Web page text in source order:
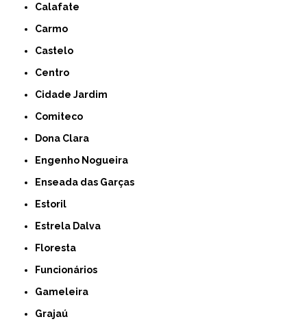
Calafate
Carmo
Castelo
Centro
Cidade Jardim
Comiteco
Dona Clara
Engenho Nogueira
Enseada das Garças
Estoril
Estrela Dalva
Floresta
Funcionários
Gameleira
Grajaú